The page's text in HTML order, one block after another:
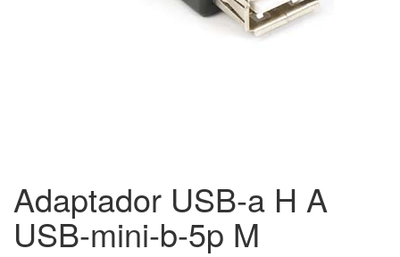
Adaptador USB-a H A
USB-mini-b-5p M